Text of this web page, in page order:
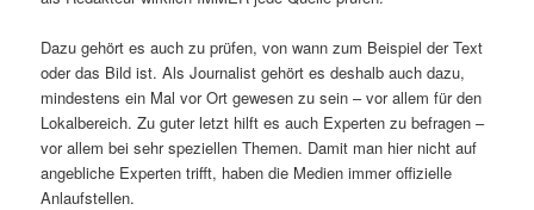
Dazu gehört es auch zu prüfen, von wann zum Beispiel der Text
oder das Bild ist. Als Journalist gehört es deshalb auch dazu,
mindestens ein Mal vor Ort gewesen zu sein – vor allem für den
Lokalbereich. Zu guter letzt hilft es auch Experten zu befragen –
vor allem bei sehr speziellen Themen. Damit man hier nicht auf
angebliche Experten trifft, haben die Medien immer offizielle
Anlaufstellen.